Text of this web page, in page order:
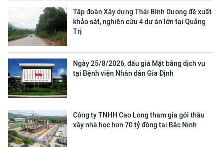
Tập đoàn Xây dựng Thái Bình Dương đề xuất
khảo sát, nghiên cứu 4 dự án lớn tại Quảng
Trị
Ngày 25/8/2026, đấu giá Mặt bằng dịch vụ
tại Bệnh viện Nhân dân Gia Định
Công ty TNHH Cao Long tham gia gói thầu
xây nhà học hơn 70 tỷ đồng tại Bắc Ninh